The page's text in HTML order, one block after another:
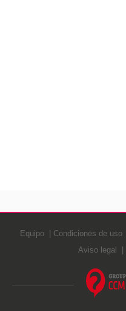
Equipo Condiciones de uso
Aviso legal